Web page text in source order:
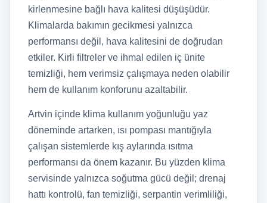
kirlenmesine bağlı hava kalitesi düşüşüdür.
Klimalarda bakımın gecikmesi yalnızca
performansı değil, hava kalitesini de doğrudan
etkiler. Kirli filtreler ve ihmal edilen iç ünite
temizliği, hem verimsiz çalışmaya neden olabilir
hem de kullanım konforunu azaltabilir.
Artvin içinde klima kullanım yoğunluğu yaz
döneminde artarken, ısı pompası mantığıyla
çalışan sistemlerde kış aylarında ısıtma
performansı da önem kazanır. Bu yüzden klima
servisinde yalnızca soğutma gücü değil; drenaj
hattı kontrolü, fan temizliği, serpantin verimliliği,